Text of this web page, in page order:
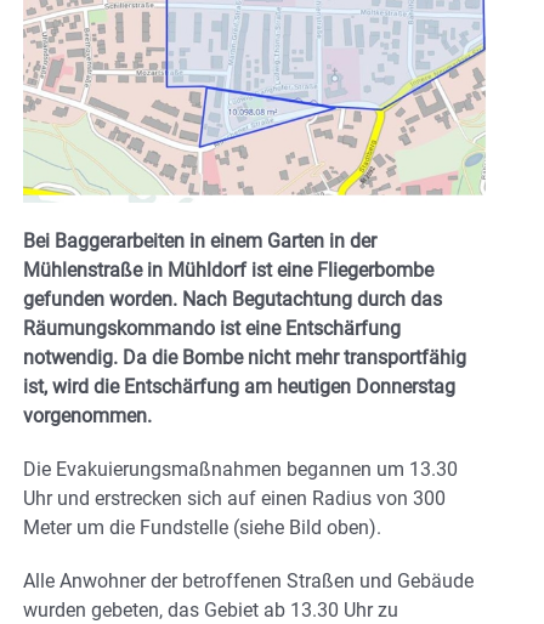
Bei Baggerarbeiten in einem Garten in der
Mühlenstraße in Mühldorf ist eine Fliegerbombe
gefunden worden. Nach Begutachtung durch das
Räumungskommando ist eine Entschärfung
notwendig. Da die Bombe nicht mehr transportfähig
ist, wird die Entschärfung am heutigen Donnerstag
vorgenommen.
Die Evakuierungsmaßnahmen begannen um 13.30
Uhr und erstrecken sich auf einen Radius von 300
Meter um die Fundstelle (siehe Bild oben).
Alle Anwohner der betroffenen Straßen und Gebäude
wurden gebeten, das Gebiet ab 13.30 Uhr zu